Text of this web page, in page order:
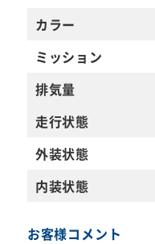
カラー
ミッション
排気量
走行状態
外装状態
内装状態
お客様コメント